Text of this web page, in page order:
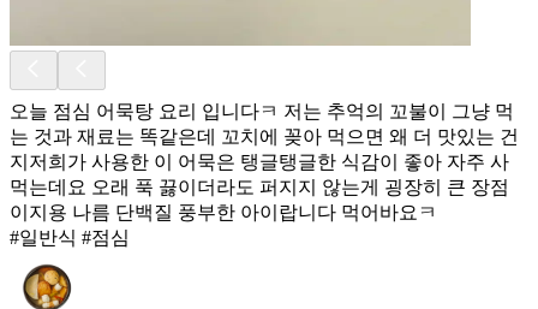
오늘 점심 어묵탕 요리 입니다ㅋ 저는 추억의 꼬불이 그냥 먹
는 것과 재료는 똑같은데 꼬치에 꽂아 먹으면 왜 더 맛있는 건
지저희가 사용한 이 어묵은 탱글탱글한 식감이 좋아 자주 사
먹는데요 오래 푹 끓이더라도 퍼지지 않는게 굉장히 큰 장점
이지용 나름 단백질 풍부한 아이랍니다 먹어바요ㅋ
#일반식 #점심